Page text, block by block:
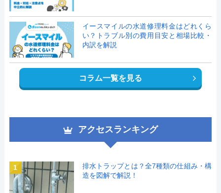
イースマイルの水道修理料金はどれくら
い？トラブル別の費用目安と相場比較・
内訳を解説
コラム一覧を見る
アクセスランキング
1
排水トラップとは？全7種類の仕組み・構
造を図解で解説！